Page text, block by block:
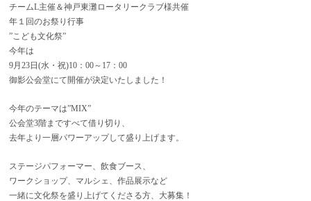
チームL主催＆神戸東灘ロータリークラブ様共催
年１回のお祭り行事
”こども文化祭”
今年は
9月23日(水・祝)10：00～17：00
御影公会堂にて開催が決定いたしました！
今年のテーマは”MIX”
公会堂3階まですべて借り切り、
去年より一層パワーアップして盛り上げます。
ステージパフォーマー、飲食ブース、
ワークショップ、マルシェ、作品展示など
一緒に文化祭を盛り上げてくださる方、大募集！